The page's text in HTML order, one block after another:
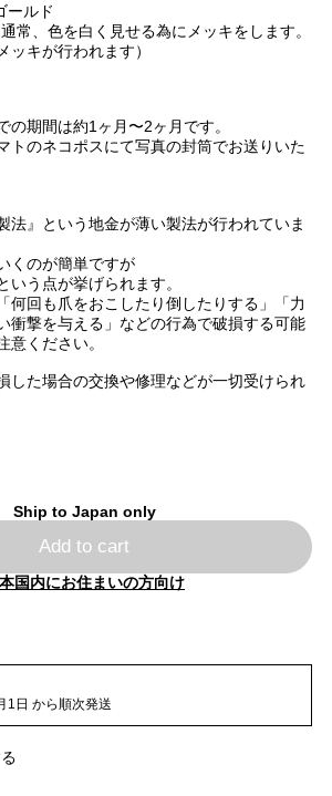
ールド
常、色を白く見せる為にメッキをします。
ッキが行われます）
の期間は約1ヶ月〜2ヶ月です。
トのネコポスにて写真の封筒でお送りいた
法』という地金が薄い製法が行われていま
くのが簡単ですが
いう点が挙げられます。
何回も爪をおこしたり倒したりする」「力
衝撃を与える」などの行為で破損する可能
意ください。
した場合の交換や修理などが一切受けられ
Ship to Japan only
Add to cart
国内にお住まいの方向け
1日 から順次発送